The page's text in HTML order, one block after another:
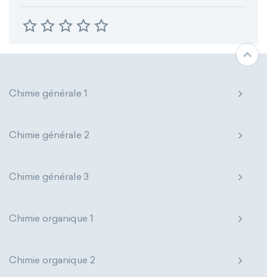
Chimie générale 1
Chimie générale 2
Chimie générale 3
Chimie organique 1
Chimie organique 2